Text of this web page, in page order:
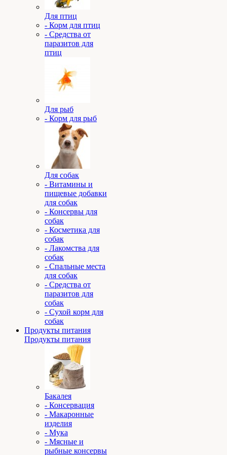
Для птиц
- Корм для птиц
- Средства от
паразитов для
птиц
Для рыб
- Корм для рыб
Для собак
- Витамины и
пищевые добавки
для собак
- Консервы для
собак
- Косметика для
собак
- Лакомства для
собак
- Спальные места
для собак
- Средства от
паразитов для
собак
- Сухой корм для
собак
Продукты питания
Продукты питания
Бакалея
- Консервация
- Макаронные
изделия
- Мука
- Мясные и
рыбные консервы